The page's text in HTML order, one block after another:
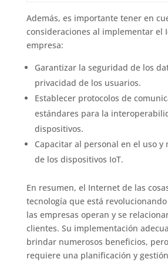
Además, es importante tener en
consideraciones al implementar el
empresa:
Garantizar la seguridad de los
privacidad de los usuarios.
Establecer protocolos de
estándares para la
dispositivos.
Capacitar al personal en el uso
de los dispositivos IoT.
En resumen, el Internet de las
tecnología que está
las empresas operan y se
clientes. Su implementación
brindar numerosos beneficios,
requiere una planificación y